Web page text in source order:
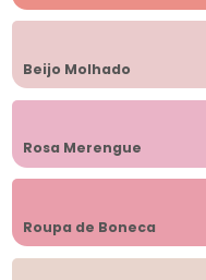
Beijo Molhado
Rosa Merengue
Roupa de Boneca